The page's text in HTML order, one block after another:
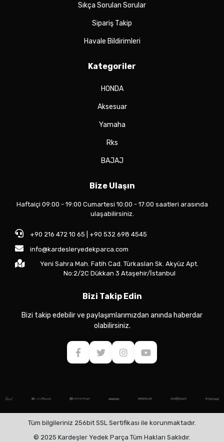
Sıkça Sorulan Sorular
Sipariş Takip
Havale Bildirimleri
Kategoriler
HONDA
Aksesuar
Yamaha
Rks
BAJAJ
Bize Ulaşın
Haftaiçi 09:00 - 19:00 Cumartesi 10:00 - 17:00 saatleri arasında
ulaşabilirsiniz.
+90 216 472 10 65 | +90 532 698 4545
info@kardesleryedekparca.com
Yeni Sahra Mah. Fatih Cad. Türkaslan Sk. Akyüz Apt.
No:2/2C Dükkan 3 Ataşehir/İstanbul
Bizi Takip Edin
Bizi takip edebilir ve paylaşımlarımızdan anında haberdar
olabilirsiniz.
Tüm bilgileriniz 256bit SSL Sertifikası ile korunmaktadır.
© 2025 Kardeşler Yedek Parça Tüm Hakları Saklıdır.